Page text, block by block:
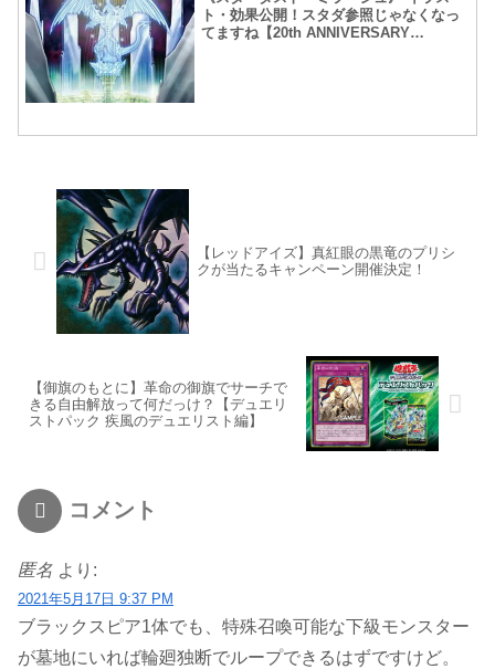
ト・効果公開！スタダ参照じゃなくなっ
てますね【20th ANNIVERSARY
【レッドアイズ】真紅眼の黒竜のプリシ
クが当たるキャンペーン開催決定！
【御旗のもとに】革命の御旗でサーチで
きる自由解放って何だっけ？【デュエリ
ストパック 疾風のデュエリスト編】
コメント
匿名 より:
2021年5月17日 9:37 PM
ブラックスピア1体でも、特殊召喚可能な下級モンスター
が墓地にいれば輪廻独断でループできるはずですけど。